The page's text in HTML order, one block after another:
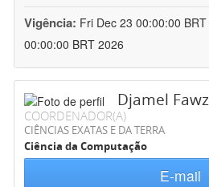
Vigência: Fri Dec 23 00:00:00
00:00:00 BRT 2026
Djamel
COORDENADOR(A)
CIÊNCIAS EXATAS E DA TERRA
Ciência da Computação
E-mail